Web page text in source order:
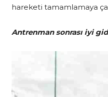
hareketi tamamlamaya
Antrenman sonrası iyi